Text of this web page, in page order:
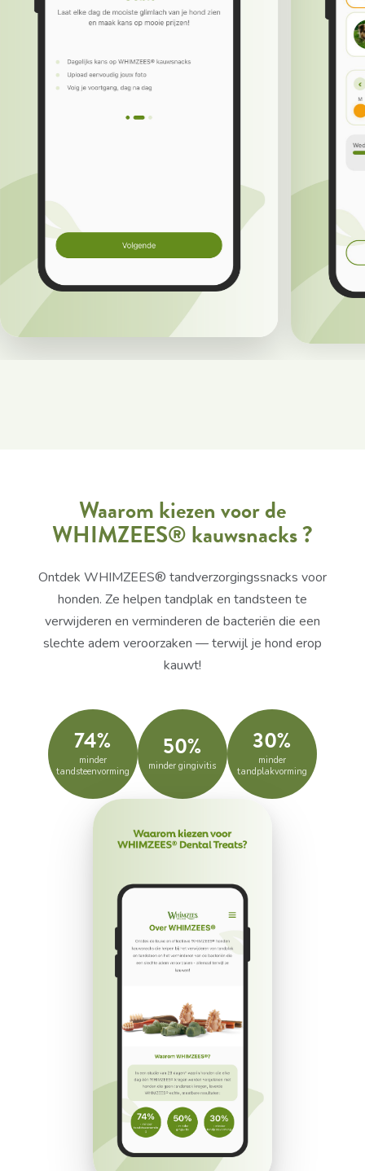
Waarom kiezen voor de
WHIMZEES® kauwsnacks ?
Ontdek WHIMZEES® tandverzorgingssnacks voor
honden. Ze helpen tandplak en tandsteen te
verwijderen en verminderen de bacteriën die een
slechte adem veroorzaken — terwijl je hond erop
kauwt!
74%
minder
tandsteenvorming
50%
minder gingivitis
30%
minder
tandplakvorming